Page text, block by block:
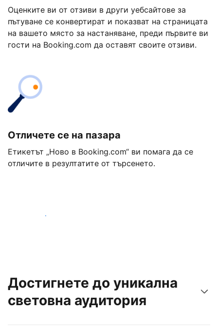
Оценките ви от отзиви в други уебсайтове за
пътуване се конвертират и показват на страницата
на вашето място за настаняване, преди първите ви
гости на Booking.com да оставят своите отзиви.
Отличете се на пазара
Етикетът „Ново в Booking.com“ ви помага да се
отличите в резултатите от търсенето.
Започнете днес
Достигнете до уникална
световна аудитория